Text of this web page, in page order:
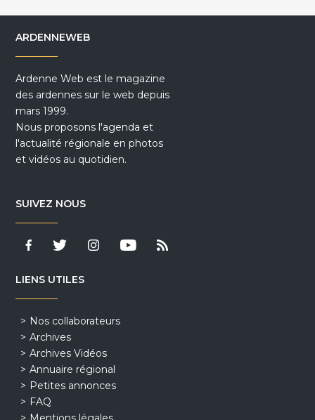
ARDENNEWEB
Ardenne Web est le magazine
des ardennes sur le web depuis
mars 1999.
Nous proposons l'agenda et
l'actualité régionale en photos
et vidéos au quotidien.
SUIVEZ NOUS
LIENS UTILES
Nos collaborateurs
Archives
Archives Vidéos
Annuaire régional
Petites annonces
FAQ